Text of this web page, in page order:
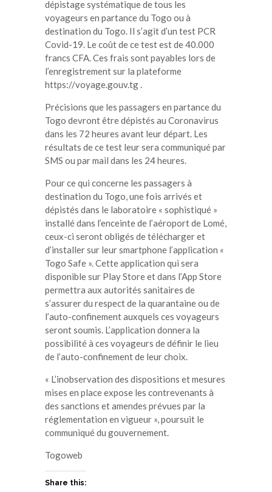
dépistage systématique de tous les
voyageurs en partance du Togo ou à
destination du Togo. Il s’agit d’un test PCR
Covid-19. Le coût de ce test est de 40.000
francs CFA. Ces frais sont payables lors de
l’enregistrement sur la plateforme
https://voyage.gouv.tg .
Précisions que les passagers en partance du
Togo devront être dépistés au Coronavirus
dans les 72 heures avant leur départ. Les
résultats de ce test leur sera communiqué par
SMS ou par mail dans les 24 heures.
Pour ce qui concerne les passagers à
destination du Togo, une fois arrivés et
dépistés dans le laboratoire « sophistiqué »
installé dans l’enceinte de l’aéroport de Lomé,
ceux-ci seront obligés de télécharger et
d’installer sur leur smartphone l’application «
Togo Safe ». Cette application qui sera
disponible sur Play Store et dans l’App Store
permettra aux autorités sanitaires de
s’assurer du respect de la quarantaine ou de
l’auto-confinement auxquels ces voyageurs
seront soumis. L’application donnera la
possibilité à ces voyageurs de définir le lieu
de l’auto-confinement de leur choix.
« L’inobservation des dispositions et mesures
mises en place expose les contrevenants à
des sanctions et amendes prévues par la
réglementation en vigueur », poursuit le
communiqué du gouvernement.
Togoweb
Share this: